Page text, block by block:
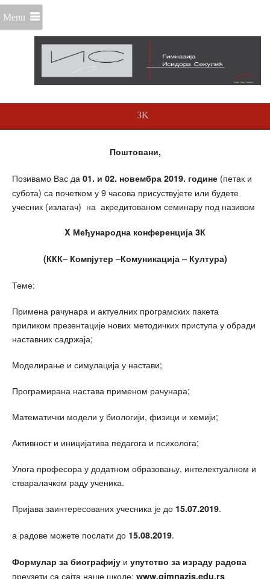
Menu
3K
Поштовани,
Позивамо Вас да 01. и 02. новембра 2019. године (петак и
субота) са почетком у 9 часова присуствујете или будете
учесник (излагач) на акредитованом семинару под називом
X Међународна конференција 3К
(ККК– Компјутер –Комуникација – Култура)
Теме:
Примена рачунара и актуелних програмских пакета
приликом презентације нових методичких приступа у обради
наставних садржаја;
Моделирање и симулација у настави;
Програмирана настава применом рачунара;
Математички модели у биологији, физици и хемији;
Активност и иницијатива педагога и психолога;
Улога професора у додатном образовању, интелектуалном и
стваралачком раду ученика.
Пријава заинтересованих учесника је до 15.07.2019.
а радове можете послати до 15.08.2019.
Формулар за биографију и упутство за израду радова
преузети са сајта наше школе: www.gimnazis.edu.rs